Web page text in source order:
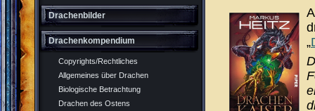
Drachenbilder
Drachenkompendium
Copyrights/Rechtliches
Allgemeines über Drachen
Biologische Betrachtung
Drachen des Ostens
„